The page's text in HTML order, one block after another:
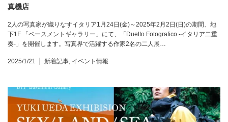
真機店
2人の写真家が織りなすイタリア1月24日(金)～2025年2月2日(日)の期間、地
下1F 「ベースメントギャラリー」にて、「Duetto Fotografico -イタリア二重
奏-」を開催します。写真界で活躍する作家2名の二人展…
2025/1/21 新着記事, イベント情報